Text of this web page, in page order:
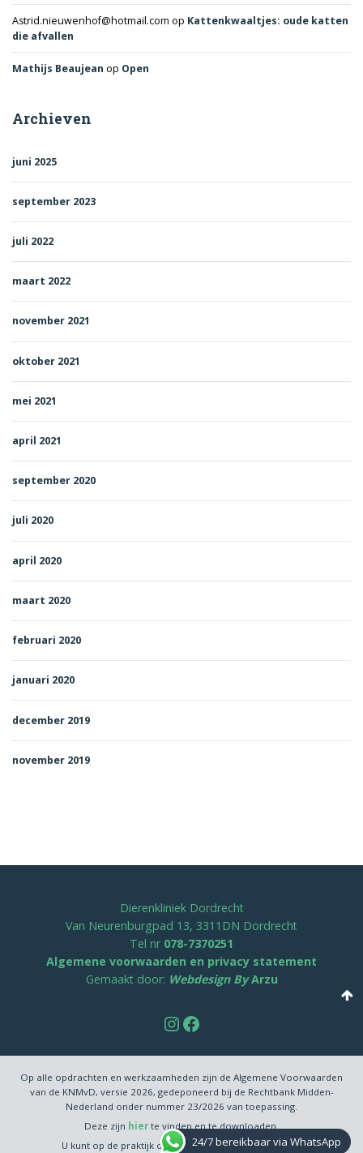
Astrid.nieuwenhof@hotmail.com op Kattenkwaaltjes: oude katten
die afvallen
Mathijs Beaujean op Open
Archieven
juni 2025
september 2023
juli 2022
maart 2022
november 2021
oktober 2021
mei 2021
april 2021
september 2020
juli 2020
april 2020
maart 2020
februari 2020
januari 2020
december 2019
november 2019
Dierenkliniek Dordrecht
Van Neurenburgpad 13, 3311DN Dordrecht
Tel nr 078-7370251
Algemene voorwaarden en privacy statement
Gemaakt door: Webdesign By Arzu
Instagram
Facebook
Op alle opdrachten en werkzaamheden zijn de Algemene Voorwaarden
van de KNMvD, versie 2026, gedeponeerd bij de Rechtbank Midden-
Nederland onder nummer 23/2026 van toepassing.
Deze zijn hier te vinden en te downloaden.
U kunt op de praktijk ook een exemplaar meenemen.
24/7 bereikbaar via WhatsApp